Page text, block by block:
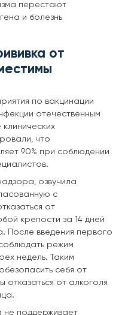
перестают
и болезнь
от
по вакцинации
отечественным
что
90% при соблюдении
озвучила
с
от
крепости за 14 дней
После введения первого
режим
недель. Таким
себя от
отказаться от алкоголя
не поддерживает